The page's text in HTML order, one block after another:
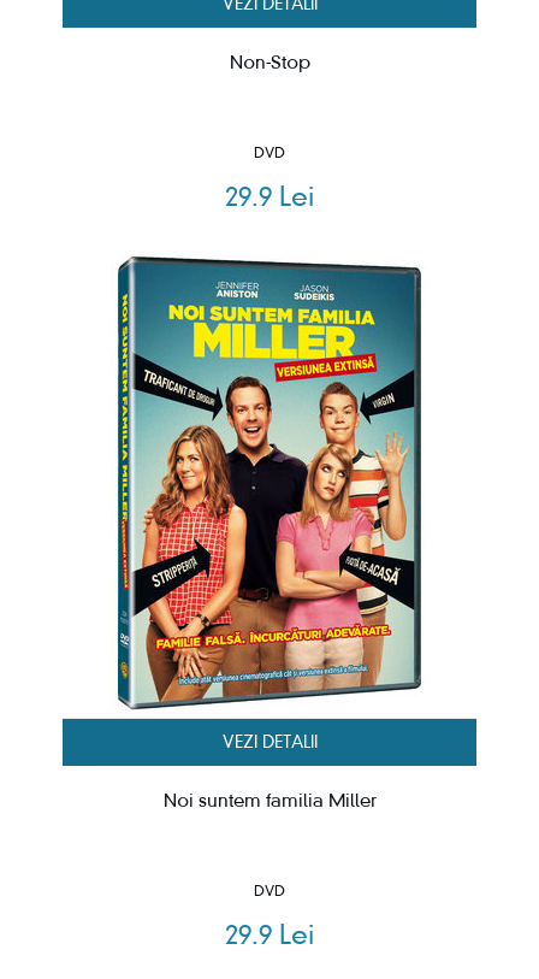
VEZI DETALII
Non-Stop
DVD
29.9 Lei
VEZI DETALII
Noi suntem familia Miller
DVD
29.9 Lei